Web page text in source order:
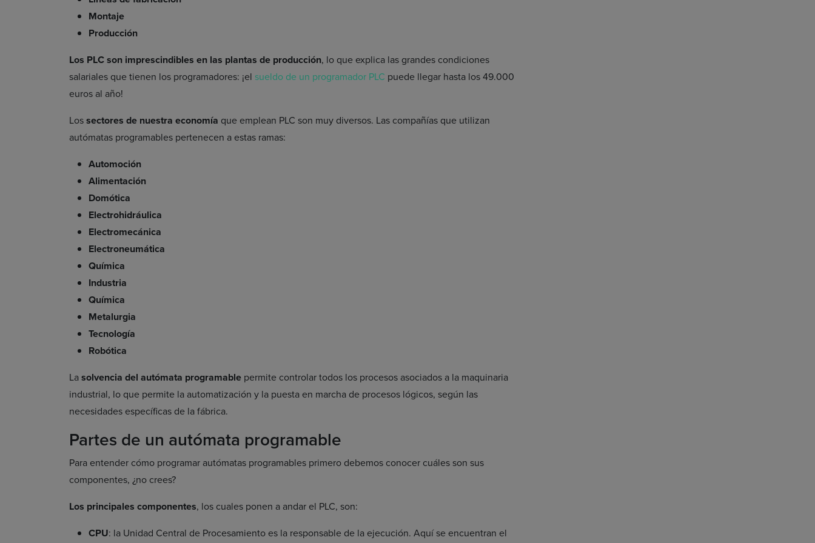
Montaje
Producción
Los PLC son imprescindibles en las plantas de producción, lo que explica las grandes condiciones
salariales que tienen los programadores: ¡el sueldo de un programador PLC puede llegar hasta los 49.000
euros al año!
Lossectores de nuestra economía que emplean PLC son muy diversos. Las compañías que utilizan
autómatas programables pertenecen a estas ramas:
Automoción
Alimentación
Domótica
Electrohidráulica
Electromecánica
Electroneumática
Química
Industria
Química
Metalurgia
Tecnología
Robótica
Lasolvencia del autómata programable permite controlar todos los procesos asociados a la maquinaria
industrial, lo que permite la automatización y la puesta en marcha de procesos lógicos, según las
necesidades específicas de la fábrica.
Partes de un autómata programable
Para entender cómo programar autómatas programables primero debemos conocer cuáles son sus
componentes, ¿no crees?
Los principales componentes, los cuales ponen a andar el PLC, son:
CPU: la Unidad Central de Procesamiento es la responsable de la ejecución. Aquí se encuentran el